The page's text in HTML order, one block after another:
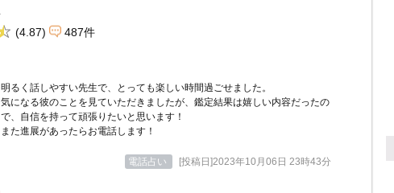
(4.87) 487件
明るく話しやすい先生で、とっても楽しい時間過ごせました。
気になる彼のことを見ていただきましたが、鑑定結果は嬉しい内容だったの
で、自信を持って頑張りたいと思います！
また進展があったらお電話します！
電話占い [投稿日]2023年10月06日 23時43分